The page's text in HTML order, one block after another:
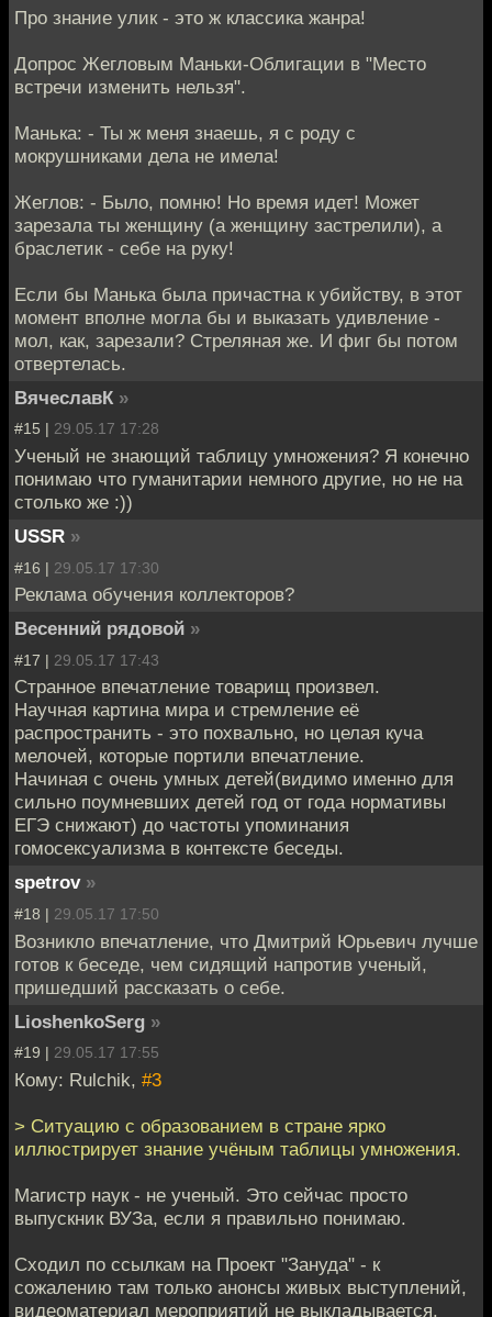
Про знание улик - это ж классика жанра!
Допрос Жегловым Маньки-Облигации в "Место
встречи изменить нельзя".
Манька: - Ты ж меня знаешь, я с роду с
мокрушниками дела не имела!
Жеглов: - Было, помню! Но время идет! Может
зарезала ты женщину (а женщину застрелили), а
браслетик - себе на руку!
Если бы Манька была причастна к убийству, в этот
момент вполне могла бы и выказать удивление -
мол, как, зарезали? Стреляная же. И фиг бы потом
отвертелась.
ВячеславК »
#15 | 29.05.17 17:28
Ученый не знающий таблицу умножения? Я конечно
понимаю что гуманитарии немного другие, но не на
столько же :))
USSR »
#16 | 29.05.17 17:30
Реклама обучения коллекторов?
Весенний рядовой »
#17 | 29.05.17 17:43
Странное впечатление товарищ произвел.
Научная картина мира и стремление её
распространить - это похвально, но целая куча
мелочей, которые портили впечатление.
Начиная с очень умных детей(видимо именно для
сильно поумневших детей год от года нормативы
ЕГЭ снижают) до частоты упоминания
гомосексуализма в контексте беседы.
spetrov »
#18 | 29.05.17 17:50
Возникло впечатление, что Дмитрий Юрьевич лучше
готов к беседе, чем сидящий напротив ученый,
пришедший рассказать о себе.
LioshenkoSerg »
#19 | 29.05.17 17:55
Кому: Rulchik, #3
> Ситуацию с образованием в стране ярко
иллюстрирует знание учёным таблицы умножения.
Магистр наук - не ученый. Это сейчас просто
выпускник ВУЗа, если я правильно понимаю.
Сходил по ссылкам на Проект "Зануда" - к
сожалению там только анонсы живых выступлений,
видеоматериал мероприятий не выкладывается.